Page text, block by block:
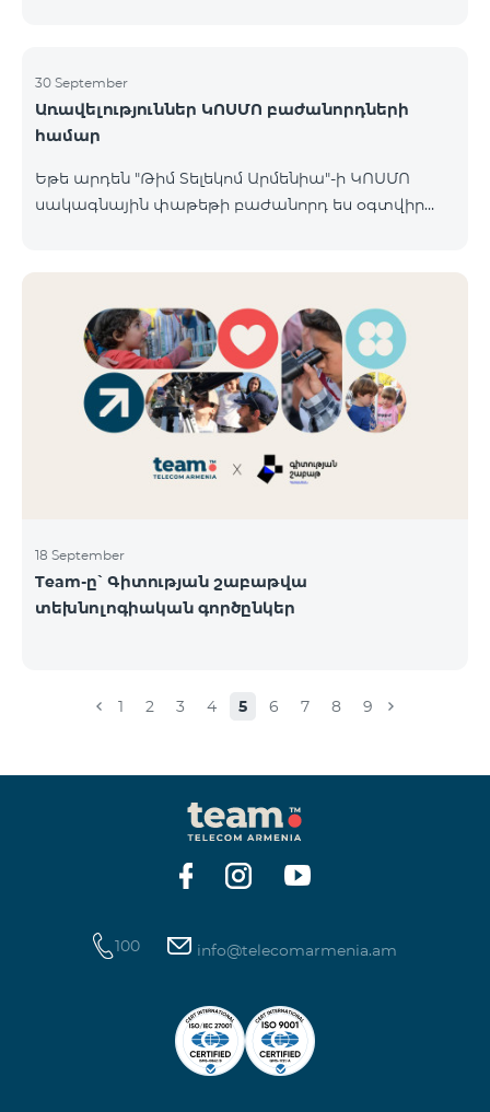
30 September
Առավելություններ ԿՈՍՄՈ բաժանորդների
համար
Եթե արդեն "Թիմ Տելեկոմ Արմենիա"-ի ԿՈՍՄՈ
սակագնային փաթեթի բաժանորդ ես օգտվիր
մեկ հպումով ու անսպառ ինտերնետով Smart
Place-ի Aqara սարքավորումներով։ ԿՈՍՄՈ
ծառայությունների փաթեթների գործող բոլոր
բաժանորդները ունեն հնարավորություն ձեռք
բերելու Aqara ապրանքանիշի խելացի
սարքավորումները հատուկ պայմաններով։
Սարքավորումները հասանելի են HomPlex-ի team
18 September
Team-ը՝ Գիտության շաբաթվա
տեխնոլոգիական գործընկեր
1 2 3 4 5 6 7 8 9
100 info@telecomarmenia.am